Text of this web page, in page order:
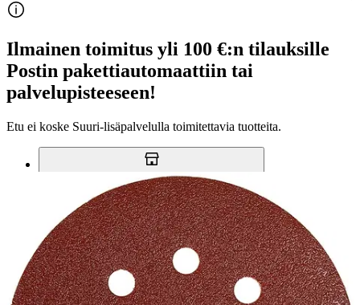
Ilmainen toimitus yli 100 €:n tilauksille
Postin pakettiautomaattiin tai
palvelupisteeseen!
Etu ei koske Suuri‑lisäpalvelulla toimitettavia tuotteita.
Tarkista myymäläsaatavuus
Tuotekuvaus